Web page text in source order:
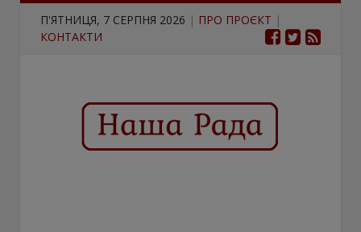
П'ЯТНИЦЯ, 7 СЕРПНЯ 2026 | ПРО ПРОЄКТ |
КОНТАКТИ